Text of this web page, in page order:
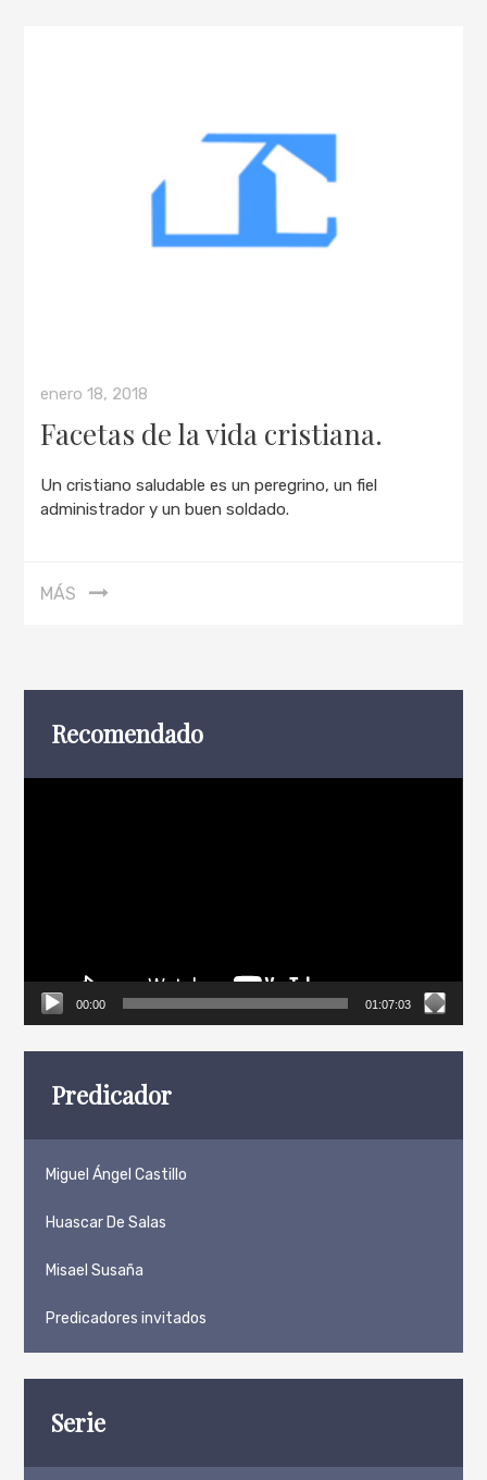
enero 18, 2018
Facetas de la vida cristiana.
Un cristiano saludable es un peregrino, un fiel
administrador y un buen soldado.
MÁS
Recomendado
00:00 01:07:03
Predicador
Miguel Ángel Castillo
Huascar De Salas
Misael Susaña
Predicadores invitados
Serie